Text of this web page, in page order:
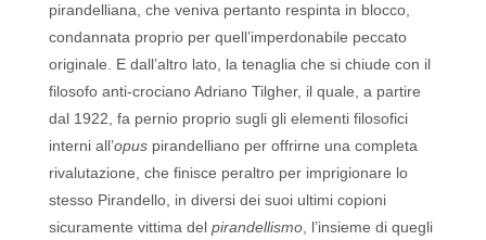
pirandelliana, che veniva pertanto respinta in blocco,
condannata proprio per quell’imperdonabile peccato
originale. E dall’altro lato, la tenaglia che si chiude con il
filosofo anti-crociano Adriano Tilgher, il quale, a partire
dal 1922, fa pernio proprio sugli gli elementi filosofici
interni all’opuspirandelliano per offrirne una completa
rivalutazione, che finisce peraltro per imprigionare lo
stesso Pirandello, in diversi dei suoi ultimi copioni
sicuramente vittima del pirandellismo, l’insieme di quegli